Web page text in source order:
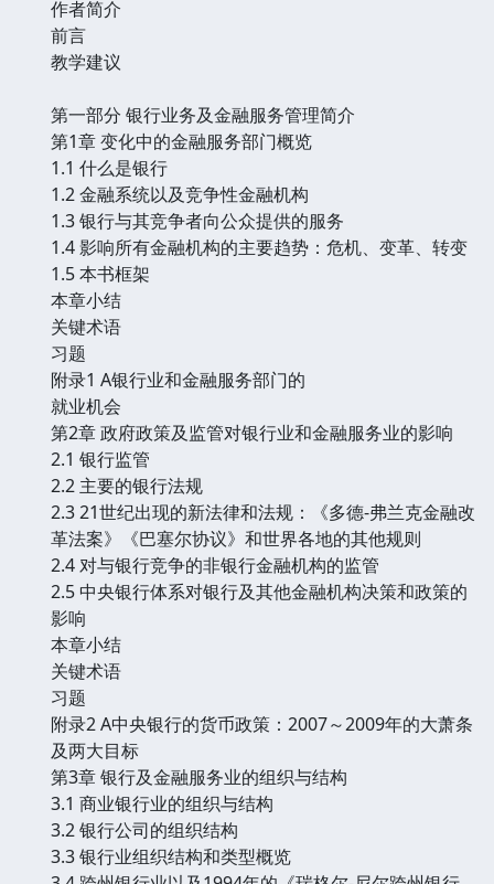
作者简介
前言
教学建议
第一部分 银行业务及金融服务管理简介
第1章 变化中的金融服务部门概览
1.1 什么是银行
1.2 金融系统以及竞争性金融机构
1.3 银行与其竞争者向公众提供的服务
1.4 影响所有金融机构的主要趋势：危机、变革、转变
1.5 本书框架
本章小结
关键术语
习题
附录1 A银行业和金融服务部门的
就业机会
第2章 政府政策及监管对银行业和金融服务业的影响
2.1 银行监管
2.2 主要的银行法规
2.3 21世纪出现的新法律和法规：《多德-弗兰克金融改
革法案》《巴塞尔协议》和世界各地的其他规则
2.4 对与银行竞争的非银行金融机构的监管
2.5 中央银行体系对银行及其他金融机构决策和政策的
影响
本章小结
关键术语
习题
附录2 A中央银行的货币政策：2007～2009年的大萧条
及两大目标
第3章 银行及金融服务业的组织与结构
3.1 商业银行业的组织与结构
3.2 银行公司的组织结构
3.3 银行业组织结构和类型概览